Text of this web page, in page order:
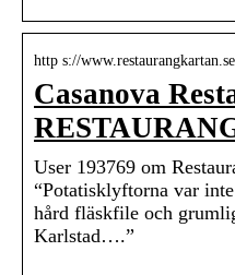
http s://
Casanova
User 193769 om
“Potatisklyftorna var
hård fläskfile och
Karlstad….”